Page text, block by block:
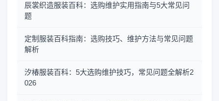
辰裳织造服装百科：选购维护实用指南与5大常见问
题
定制服装百科指南：选购技巧、维护方法与常见问题
解析
汐椿服装百科：5大选购维护技巧，常见问题全解析2
026